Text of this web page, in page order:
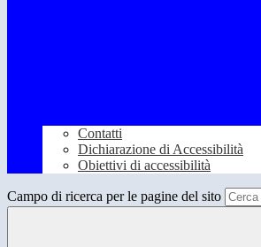
Contatti
Dichiarazione di Accessibilità
Obiettivi di accessibilità
Campo di ricerca per le pagine del sito